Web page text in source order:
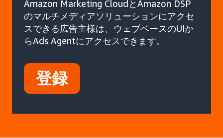
Amazon Marketing CloudとAmazon DSP
のマルチメディアソリューションにアクセ
スできる広告主様は、ウェブベースのUIか
らAds Agentにアクセスできます。
登録